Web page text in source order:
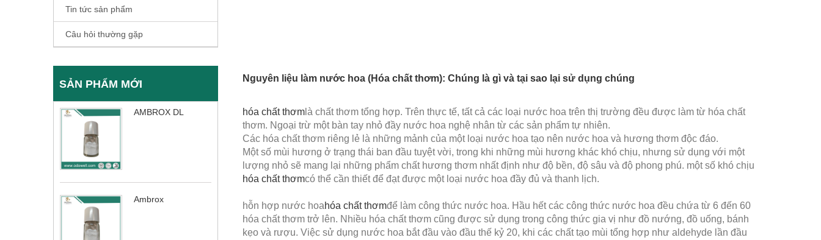
Tin tức sản phẩm
Câu hỏi thường gặp
SẢN PHẨM MỚI
AMBROX DL
Ambrox
Nguyên liệu làm nước hoa (Hóa chất thơm): Chúng là gì và tại sao lại sử dụng chúng
hóa chất thơm là chất thơm tổng hợp. Trên thực tế, tất cả các loại nước hoa trên thị trường đều được làm từ hóa chất
thơm. Ngoại trừ một bàn tay nhỏ đầy nước hoa nghệ nhân từ các sản phẩm tự nhiên.
Các hóa chất thơm riêng lẻ là những mảnh của một loại nước hoa tạo nên nước hoa và hương thơm độc đáo.
Một số mùi hương ở trạng thái ban đầu tuyệt vời, trong khi những mùi hương khác khó chịu, nhưng sử dụng với một
lượng nhỏ sẽ mang lại những phẩm chất hương thơm nhất định như độ bền, độ sâu và độ phong phú. một số khó chịu
hóa chất thơmcó thể cần thiết để đạt được một loại nước hoa đầy đủ và thanh lịch.
hỗn hợp nước hoahóa chất thơmđể làm công thức nước hoa. Hầu hết các công thức nước hoa đều chứa từ 6 đến 60
hóa chất thơm trở lên. Nhiều hóa chất thơm cũng được sử dụng trong công thức gia vị như đồ nướng, đồ uống, bánh
kẹo và rượu. Việc sử dụng nước hoa bắt đầu vào đầu thế kỷ 20, khi các chất tạo mùi tổng hợp như aldehyde lần đầu